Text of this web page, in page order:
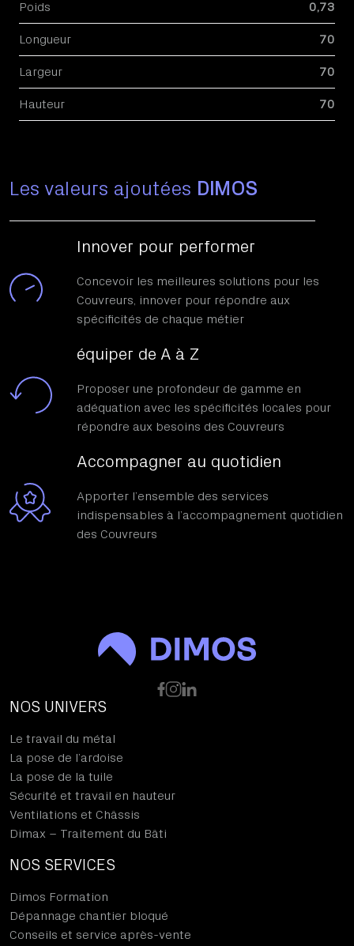
Poids 0,73
Longueur 70
Largeur 70
Hauteur 70
Les valeurs ajoutées DIMOS
Innover pour performer
Concevoir les meilleures solutions pour les
Couvreurs, innover pour répondre aux
spécificités de chaque métier
équiper de A à Z
Proposer une profondeur de gamme en
adéquation avec les spécificités locales pour
répondre aux besoins des Couvreurs
Accompagner au quotidien
Apporter l’ensemble des services
indispensables à l’accompagnement quotidien
des Couvreurs
NOS UNIVERS
Le travail du métal
La pose de l’ardoise
La pose de la tuile
Sécurité et travail en hauteur
Ventilations et Châssis
Dimax – Traitement du Bâti
NOS SERVICES
Dimos Formation
Dépannage chantier bloqué
Conseils et service après-vente